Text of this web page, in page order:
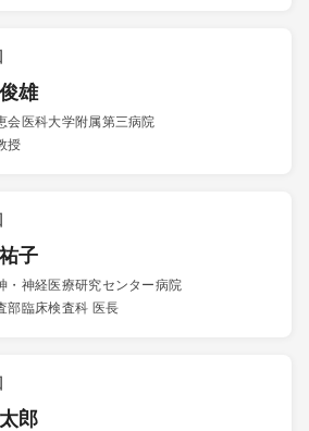
雄
会医科大学附属第三病院
授
子
・神経医療研究センター病院
部臨床検査科 医長
郎